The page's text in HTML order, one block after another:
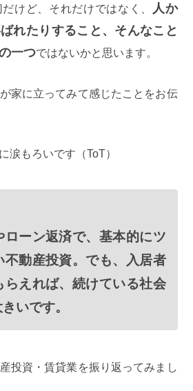
けど、それだけではなく、
人か
れたりすること、そんなこと
一つではないかと思います。
家に立ってみて感じたことをお伝
涙もろいです（ToT）
ローン返済で、基本的にツ
不動産投資。でも、入居者
らえれば、続けている社会
いです。
投資・賃貸業を振り返ってみまし